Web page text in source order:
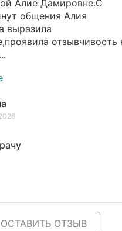
Алие Дамировне.С
общения Алия
выразила
отзывчивость
ОСТАВИТЬ ОТЗЫВ